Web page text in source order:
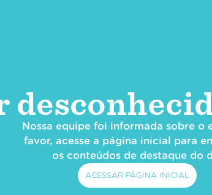
Nossa equipe foi informada sobre o
favor, acesse a página inicial para
os conteúdos de destaque do
ACESSAR PÁGINA INICIAL